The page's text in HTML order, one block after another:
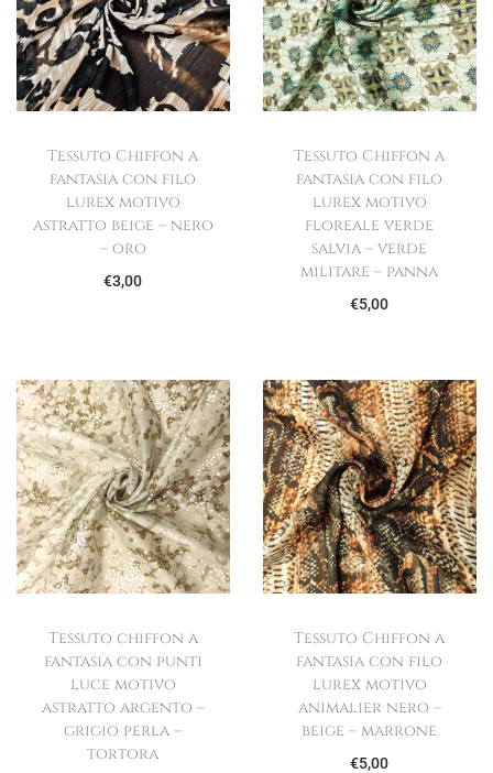
Tessuto Chiffon a
fantasia con filo
lurex motivo
astratto beige – nero
– oro
€3,00
Tessuto Chiffon a
fantasia con filo
lurex motivo
floreale verde
salvia – verde
militare – panna
€5,00
Tessuto chiffon a
fantasia con punti
luce motivo
astratto argento –
grigio perla –
tortora
Tessuto Chiffon a
fantasia con filo
lurex motivo
animalier nero –
beige – marrone
€5,00